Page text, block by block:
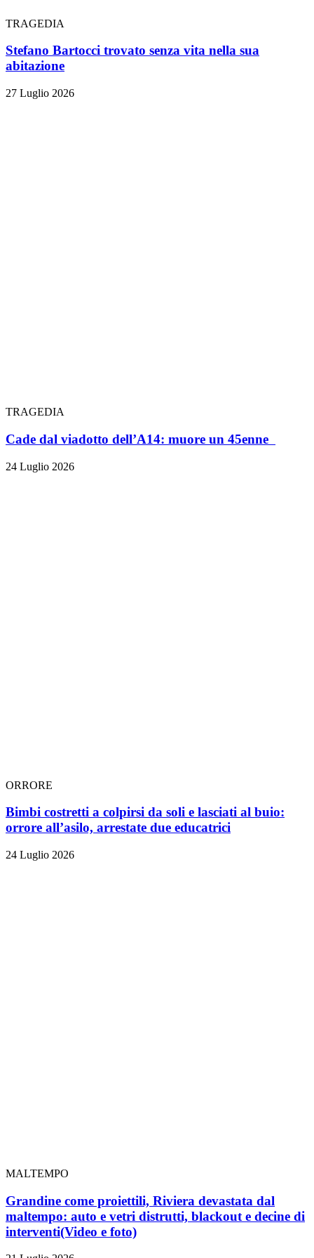
TRAGEDIA
Stefano Bartocci trovato senza vita nella sua
abitazione
27 Luglio 2026
TRAGEDIA
Cade dal viadotto dell’A14: muore un 45enne
24 Luglio 2026
ORRORE
Bimbi costretti a colpirsi da soli e lasciati al buio:
orrore all’asilo, arrestate due educatrici
24 Luglio 2026
MALTEMPO
Grandine come proiettili, Riviera devastata dal
maltempo: auto e vetri distrutti, blackout e decine di
interventi(Video e foto)